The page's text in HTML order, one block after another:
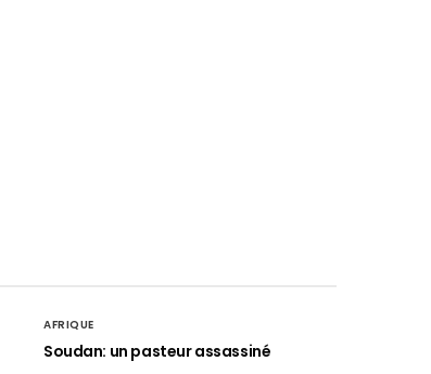
AFRIQUE
Soudan: un pasteur assassiné